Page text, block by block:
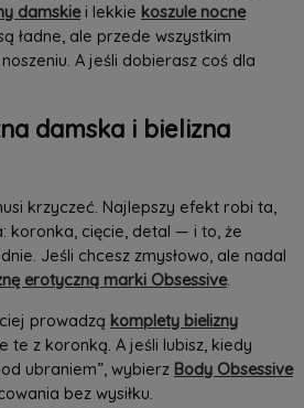
damskiei lekkie koszule nocne
ładne, ale przede wszystkim
A jeśli dobierasz coś dla
damska i bielizna
krzyczeć. Najlepszy efekt robi ta,
koronka, cięcie, detal — i to, że
Jeśli chcesz zmysłowo, ale nadal
erotyczną marki Obsessive.
prowadzą komplety bielizny
te z koronką. A jeśli lubisz, kiedy
ubraniem”, wybierz Body Obsessive
bez wysiłku.